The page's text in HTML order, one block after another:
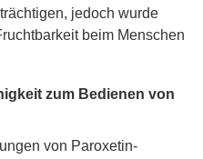
jedoch wurde
beim Menschen
zum Bedienen von
von Paroxetin-